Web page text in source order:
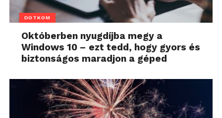
DOTKOM
Októberben nyugdíjba megy a
Windows 10 – ezt tedd, hogy gyors és
biztonságos maradjon a géped